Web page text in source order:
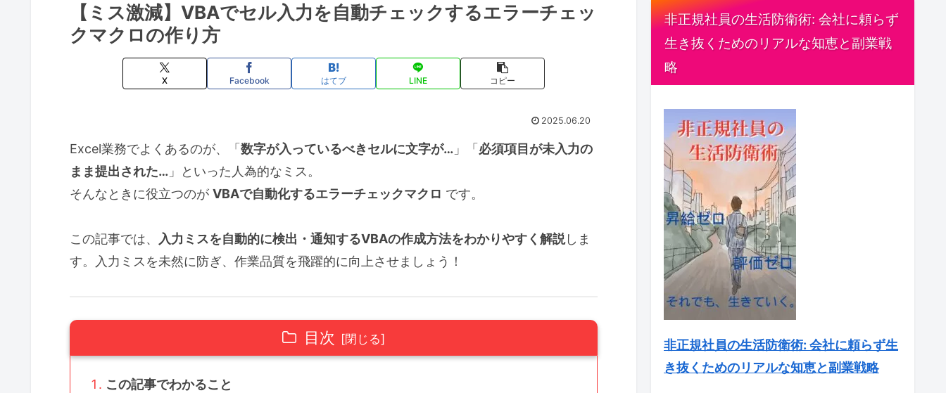
【ミス激減】VBAでセル入力を自動チェックするエラーチェッ
クマクロの作り方
X Facebook はてブ LINE コピー
2025.06.20
Excel業務でよくあるのが、「数字が入っているべきセルに文字が… 」「必須項目が未入力の
まま提出された… 」といった人為的なミス。
そんなときに役立つのが VBAで自動化するエラーチェックマクロ です。
この記事では、 入力ミスを自動的に検出・通知するVBAの作成方法をわかりやすく解説しま
す。入力ミスを未然に防ぎ、作業品質を飛躍的に向上させましょう！
目次
この記事でわかること
非正規社員の生活防衛術: 会社に頼らず
生き抜くためのリアルな知恵と副業戦
略
非正規社員の生活防衛術: 会社に頼らず生
き抜くためのリアルな知恵と副業戦略